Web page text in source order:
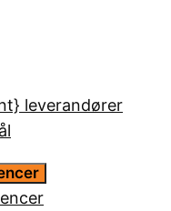
leverandører